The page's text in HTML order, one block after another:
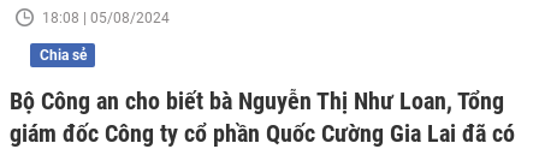
18:08 | 05/08/2024
Chia sẻ
Bộ Công an cho biết bà Nguyễn Thị Như Loan, Tổng
giám đốc Công ty cổ phần Quốc Cường Gia Lai đã có